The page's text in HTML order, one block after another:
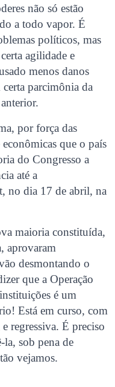
não só estão
a todo vapor. É
políticos, mas
agilidade e
menos danos
certa parcimônia da
por força das
que o país
do Congresso a
até a
no dia 17 de abril, na
maioria constituída,
aprovaram
desmontando o
que a Operação
é um
Está em curso, com
regressiva. É preciso
la, sob pena de
vejamos.